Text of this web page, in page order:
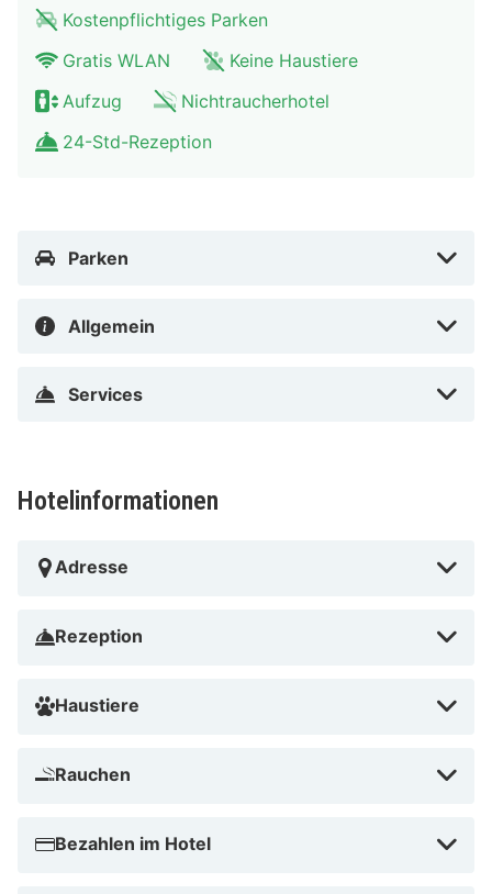
Kostenpflichtiges Parken
Gratis WLAN
Keine Haustiere
Aufzug
Nichtraucherhotel
24-Std-Rezeption
Parken
Allgemein
Services
Hotelinformationen
Adresse
Rezeption
Haustiere
Rauchen
Bezahlen im Hotel